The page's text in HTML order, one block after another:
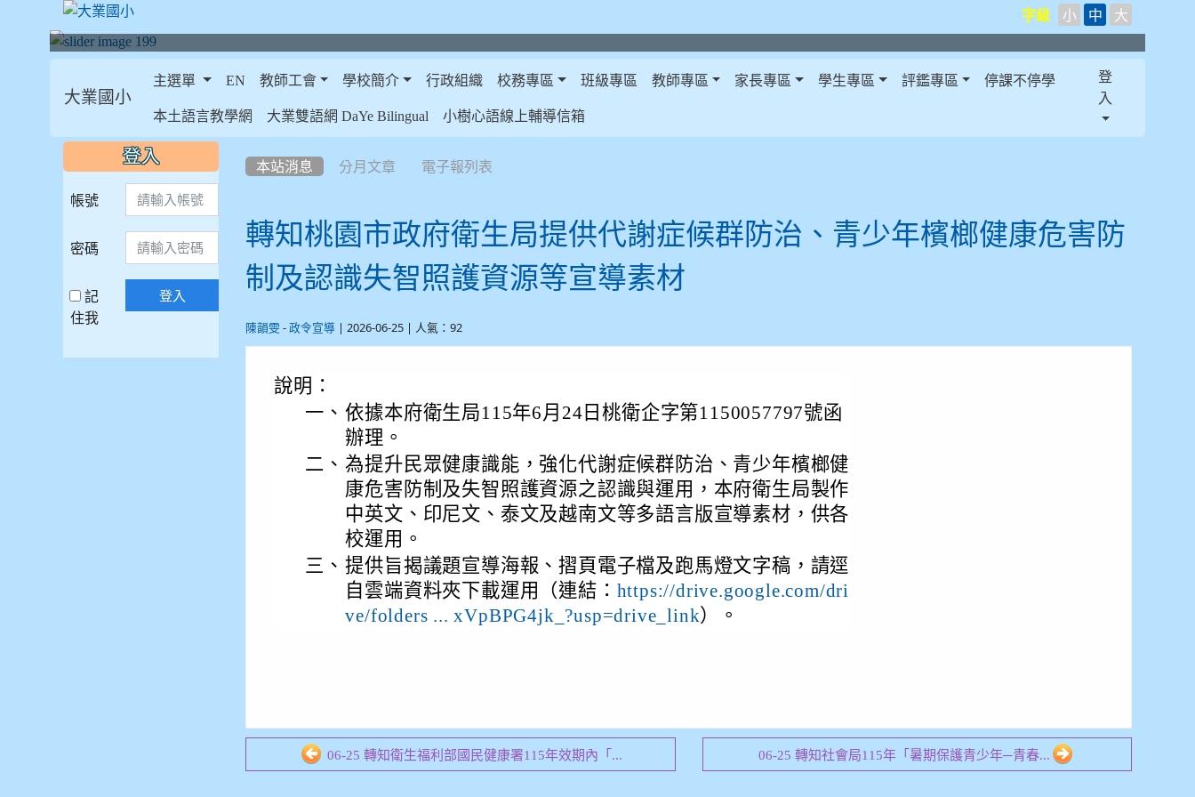
字級 小 中 大
大業國小
主選單 EN 教師工會 學校簡介 行政組織 校務專區 班級專區 教師專區 家長專區 學生專區 評鑑專區 停課不停學
本土語言教學網 大業雙語網 DaYe Bilingual 小樹心語線上輔導信箱
登
入
本站消息 分月文章 電子報列表
轉知桃園市政府衛生局提供代謝症候群防治、青少年檳榔健康危害防
制及認識失智照護資源等宣導素材
陳韻雯 -政令宣導 | 2026-06-25 | 人氣：92
說明：
一、 依據本府衛生局115年6月24日桃衛企字第1150057797號函
辦理。
二、 為提升民眾健康識能，強化代謝症候群防治、青少年檳榔健
康危害防制及失智照護資源之認識與運用，本府衛生局製作
中英文、印尼文、泰文及越南文等多語言版宣導素材，供各
校運用。
三、 提供旨揭議題宣導海報、摺頁電子檔及跑馬燈文字稿，請逕
自雲端資料夾下載運用（連結： https://drive.google.com/dri
ve/folders ... xVpBPG4jk_?usp=drive_link）。
06-25 轉知衛生福利部國民健康署115年效期內「... 06-25 轉知社會局115年「暑期保護青少年─青春...
::: 登入
帳號
密碼
記
住我
登入